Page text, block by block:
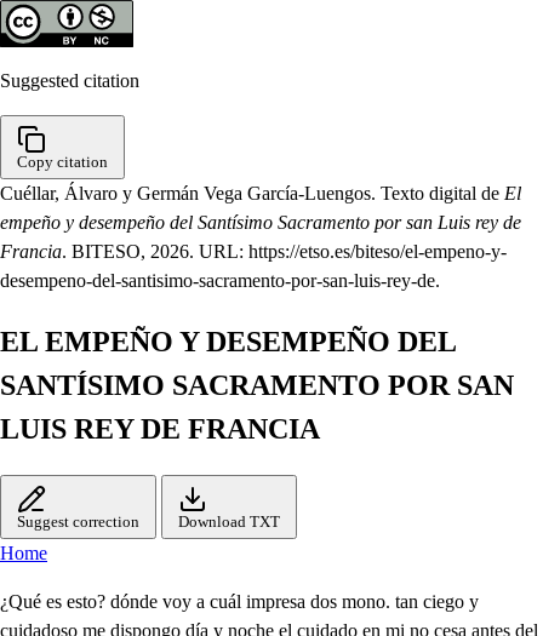
Suggested citation
Copy citation
Cuéllar, Álvaro y Germán Vega García-Luengos. Texto digital de El
empeño y desempeño del Santísimo Sacramento por san Luis rey de
Francia. BITESO, 2026. URL: https://etso.es/biteso/el-empeno-y-
desempeno-del-santisimo-sacramento-por-san-luis-rey-de.
EL EMPEÑO Y DESEMPEÑO DEL
SANTÍSIMO SACRAMENTO POR SAN
LUIS REY DE FRANCIA
Suggest correction Download TXT
Home
¿Qué es esto? dónde voy a cuál impresa dos mono. tan ciego y cuidadoso me dispongo día y noche el cuidado en mi no cesa antes del álbame armo y me compongo dejó las galas que mi edad profesa y estás que muestra mi afición me pongo a pie solo y mí que haya quien me entienda dejó sin ocasión mi gente y tienda salí de mi ciudad, cuando aun del todo libre lugar no da la noche al día que el oriente se ardía en llams todo y en el cielo alguna estrella había los ojos levante, contemple el modo con que el retor del mundo dividia salios del día la noche, dando en partes varias díanoche de sí muestras contrarias que es ver el cielo que las luces bellas que ensí a su tiempo cifrazada una que la clara reción de las estrellas de día se ve el sol de noche luna que es ver a su tiempo estás y aquellas y acubiertas de luz ya sin ninguna sujetas al contrario movimiento con queda vuelta al mundo el firmamento que cosa es ver delabrasado oriente echa ascuas vivas la verme ya Aurora, cuya luz de un color resplandeciente de los montes las altas cumbres dora que el fresco viento que en mi pecho y frente causa su avidad recrea y enamora que el alba aljofarada que ya empieza y hace acudir rocio a mi cabeza y sobre todo que el saber que hije todo estoy aquel que lo formo de nada dichoso aquel que en esta vida elije de las lenes la ley que a Dios agrada Esto me da cuidado esto me aflige Esto tiene mi vida fatigada pues nací de cristiano, y siendo moro No sé si como debo a Dios adoro nacide madre que antes fue cristiana y después renego siguio laseta que mucha parte de la gente humana sigue industriada por el gran profeta No sé si la que sigo es la loipana y deseo salvarme en la perfeta sigo a mi madre a una mujer varia y que pudo elegir la ley contraria sé que del astórpezas de él temundo me hallo lleno, y tan metido en ellas que ni el ni lo caudal ni el mar profundo me podrán consuso las labardellas sólo en ti Dios me estampo en ti me fundo Qué criaste, cielo sol luna y estrellas y así pido perdón anteti puesto de mis pasadas culpas. mas ¿qué es esto hincase de rodillas ya parecen en tn amibepor tramo ya o corriendo una cortina tres niños dos de blanco con coronas de florespuestas lasma nos y dice el de enmedio y os manse queda admiro del cielo abemos venido piento a ti hermano, y no te asombre de haberte dado este nombre porque los tres lo hemos sido unos padres nos hubieron y apenas los tres nacimos cuando el sermor tal perdimos y el ser eterno nos dieron Diosenos, porque tenemos lo que no tienes, y es falto que no puedes si te falta verte en el bien que nos vemos procura saber el fin y sabido haz por tenello porque es cosa que sin ello sien amamea No puedes tener buen fin, y sabido se concluya en saber que estriba hermano en darte la ajena mano y el recibirla en la tuya y si ha de dártelo alguno será luis rey de Francia procura lo coninstancia y ayúdete el trino y uno es el atramora ocorren la cortina cubr con música levantascosmán Qué visión, cielos es esta que respuesta sin pregunta que tres en divina junta para dar una respuesta cuando me reciyo tanto ni quien en tanto me estima que me ha propuesto la egnima de aqueste hora en lo santo que en gloria hermanos os veis por tener lo que no tengo en solo esto voy y vengo que no tengo y que tenéis no os entiendo más discierno que obra de hermanos me hicistes sin duda hermanos venistes a sacarme del infierno alenanma madro e os man dos moros obaciente capitan o genteja más domada dos man que venis alborotada sl mi ds me s me a buscaros osmán que vuestra subita falta privo de esosiego el pecho que está a quereros tan hecho que la cielo sobresalta pues no estaba aquí mi gente sin fatigaros vos tanto Soy madre no os cause espanto porque os amo tiernamente la ciudad de damiata con tu ausencia esta suspensa que estás muerto o preso piensa de otra cosa no se trata No estoy muerto, pues aun vivo y con obligación nueva quiero volver con la nueva de que el capitan es vivo Yo también iré contigo pso los de por ganar de las albricias a abracarle la de tiene yesen las caricias madre fingidas conmigo si el bien la vida y consuelo soy vuestro, porqué respeto me encubristes el secreto que hoy me ha descubierto el cielo en qué mal combosandube que si hermanos he tenido hasta hoy no he merecido saber de vos que los tuve nies no puedo entender por cierto para que fue de importancia habenpuesto tanta instancia madre entenerlo encubierto y si importa que lugar os da el sermadre anegallo por cierto que yo no hallo porque tiene de importar porque no nos igualastes si a todos cuatro paristes Que es lo que a los tres les distes que a mí solo me quitastes Dadme madre lo quitado que aunque no sé lo que pido Bien hecho de ver que ha sido mucho lo que me ha faltado es tanto madre cruel más que cuantas tiene el suelo que a ellos los tiene el cielo y a mí me tiene sin él Ya hijo la hora llego en que el señor ha querido que os se ha restituido lo que mi culpa os quito y aunque la mucha verguenza casino me da lugar quiero hijo comenzar mi triste y cstoría comienza cenel en el reino que por armas desde los dorados siglos ha tenido en campo azul Cincolises de oroliso provincia a quien los mortales significando su sitio al presente llaman Francia y galza llamó el antiguo Naci hijo a Diós pluguiera que nunca hubiera nacido pues naciendo de cristianos soy enemiga de Cristo Crióme mi noble padre, con regalos infinitos por ser única heredera de un mayorazgo muy rico crecí y en llegando edad de sujetarme ha marido me caso con un francés tan hidalgo como rico siguio se luego al casarme deseo de tener hijos, de él con sugalmatrimonio fruto esperado y debido Diome el señor el primero bantícose l uego el niño y apenas le bauticaron cuando murió de improviso nació el segundo y también Recibió agua de bautismo si en de sna de l y recibida murió en los brazos del padrino nació el terceron también lo que con los dos se hizo y elbantizarse y morirse suecasiún instante mismo sinalmente nació el cuarto y último de mis hijos y este hijo fuiste tú por mal de los tres nacido viendo el fin hacelerado de los mal logrados hijos tiniéndolo por mal fin, como si lo hubiera sido no te quise bapticar por ver si quedabas vivo siendo el buen fin de los tres del mal del cuarto principio pudo, pues tener efecto la causa de tu bautismo porque el día de mi parto tu padre una ausencia hizo volvió de ella y preguntome si era cristiano su hijo y certifique mintiendo lo que cierto no habíá sido creciste y algunos días los dos contentos vivimos hasta que llegó uno triste por mi pecado y castigo que estando am bos en un puerto des mi pascándonos contigo de una galera turquezca los tres asaltados fuimos tu padre como era noble pello y murió en su oficio y por su muerte quedamos ambos de un turco cautivos, Llevaron nos aturquía de allí vivimos a Exipto donde renegue en efecto lo que hubo más ya lo has visto he querido muchas veces contarte lo que ha soído y tantas lo he recelado porque a todas he temido que en conociendo tu engaño tienes de volverte a Cristo y has de morir al momento que recibas el bautismo Voyme a quejar madre y dudo que aunque fuegrave tu error solamente causar pudo lo hecho ofensas de amor porque yo quedase mudo En efecto eres mujer de quien es propio el temer ya ser mujer se añadió sermadre a ser madre ser quien tanto siempre me amo Culpa tienes cosa es llana. pues con tu piedad materna y tú superstición vana si viete quceres quieres darme muerte eterna por estorbarme la humana pero ya me hallo a punto de cobrarlo todo junto pues su baptismo ahora pido pues lo que tenía perdido lo restanso en solo un punto Ya yo sé lo que tuvistes y sé bien lo que no tuve y lloro lasoras tristes y el tiempo hermanos que anduve sin lalumbre que me distes pero ¿quién salvarme quiso con tan behemente aviso Deme ahora la mano hermanos que a fuerza de vuestras manos Yo ganaré el paraíso salen los dos moros mueve los pies fuerte osmán que hay amigos da mi ata por mandado del soldan de ponerse en armas trata acude buen capitán que nuevaay por las espías se sabe que a pocos días que pregono el frances suelo por diversas vías pon eti me quiere dar Dios el cielo y acude a las ansias mías no supe por lavisión que de Luis rey de Francia pendía mi salvación una cosa de importancia me ocurre en esta ocasión la mano en la siente pensativo sutileza rara y alta Si si, harélo sin falta Vamos y sepa mi tierra amigos que no les falta su capitán guerra querra Por otra parte dale con cirimias aabal acompañamiento de franceses con cruz es colera, dasde Jerusalén al pecho en capotillos blancos y de trás un cardenal y el Reyu amaco tocarme si sobre las armas coronado y traiga el Conde, n al ferez mayor el estandarte leal con lasfe es delis a una parte y las armas del papa que as viesan una cruz de Jerusalen a la otra y corraz una cortina y descubras eun alsar donde estesa Francisco y diga el cardenal tomando el estanda el día eshoy rey cristiano, en que la Iglesia os entrega esta insignia que desplega al viento mi indigna mano significando por ella que os entrega en entregalla el Laura de labatalla porqué que más Lauro que ella Francia subien solenice pues tal quien va aguíar Trabajo os ha de costar porqué cruz trabajos dice pero es cierta la vitoria que jamás peleo mortal en nombre de esta señal que no saliese con gloria por el su cesor de pedro capitán de Dios os nombro y este árbol llevad al hombro más levantado que el cedro sus armas os doy tomaldas qué mejor lo harán con vos toma el se las armas que al mismo Dios el estandarte pudieron hacer espaldas y acabad godo fre nuevo lo que comenzó el antiguo ya que su bien averiguo reusar el peso no debo que aunque no con la pusanza de godo fre debullón iré hacer carasión puesta en vos la confianza todos de rodicias y vos, seráfico padre alaltar que siguiendo el francespando y degrado renunciando casa patria, padre y madre pudo el buen celo en vos tanto que el regalo pospusistes ya la conquista os partistes del sepulcro sacrosanto Ya